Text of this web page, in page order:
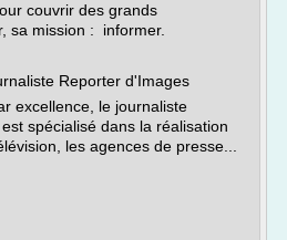
couvrir des grands
sa mission : informer.
Reporter d'Images
excellence, le journaliste
spécialisé dans la réalisation
les agences de presse...